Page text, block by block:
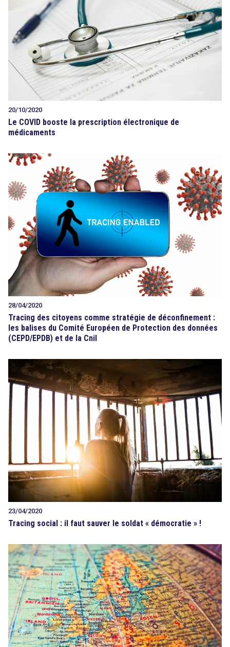
20/10/2020
Le COVID booste la prescription électronique de
médicaments
28/04/2020
Tracing des citoyens comme stratégie de déconfinement :
les balises du Comité Européen de Protection des données
(CEPD/EPDB) et de la Cnil
23/04/2020
Tracing social : il faut sauver le soldat « démocratie » !